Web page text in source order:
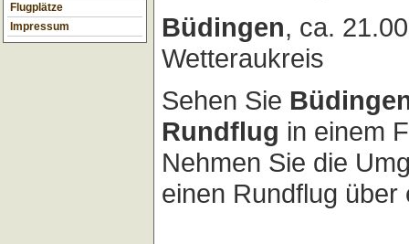
Flugplätze
Impressum
Büdingen, ca.
Wetteraukreis
Sehen Sie
Rundflug in einem
Nehmen Sie die
einen Rundflug